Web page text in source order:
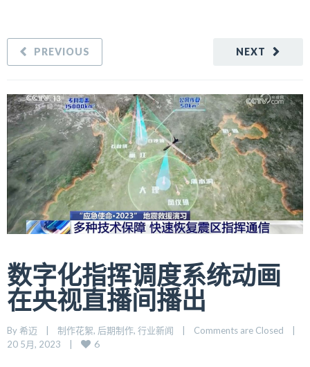
NEXT
PREVIOUS
数字化指挥调度系统动画
在央视直播间播出
By 希迈
    |
制作花絮, 后期制作, 行业新闻
    |
Comments are Closed
    |
20 5月, 2023    |
6